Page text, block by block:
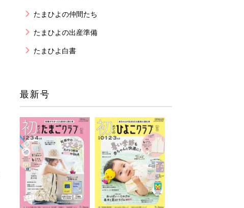
たまひよの仲間たち
たまひよの出産準備
たまひよ白書
最新号